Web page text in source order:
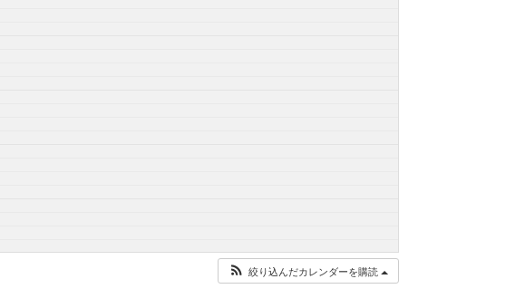
絞り込んだカレンダーを購読